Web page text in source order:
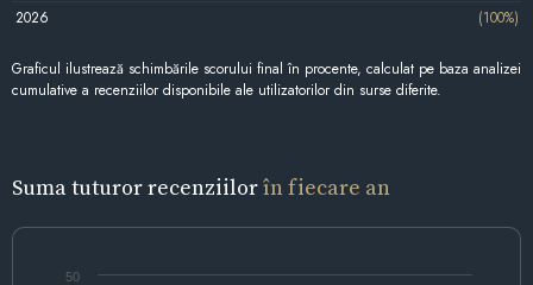
2026
(100%)
Graficul ilustrează schimbările scorului final în procente, calculat pe baza analizei
cumulative a recenziilor disponibile ale utilizatorilor din surse diferite.
Suma tuturor recenziilorîn fiecare an
50